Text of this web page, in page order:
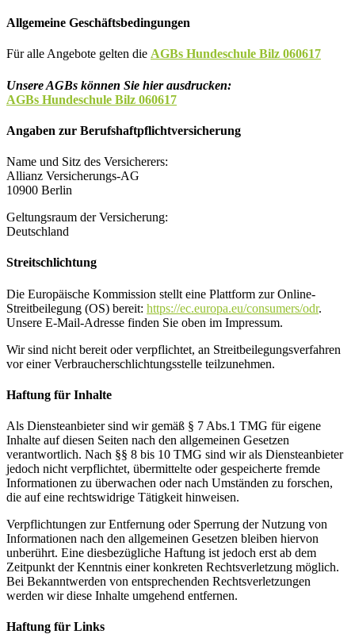
Allgemeine Geschäftsbedingungen
Für alle Angebote gelten die AGBs Hundeschule Bilz 060617
Unsere AGBs können Sie hier ausdrucken:
AGBs Hundeschule Bilz 060617
Angaben zur Berufshaftpflichtversicherung
Name und Sitz des Versicherers:
Allianz Versicherungs-AG
10900 Berlin
Geltungsraum der Versicherung:
Deutschland
Streitschlichtung
Die Europäische Kommission stellt eine Plattform zur Online-
Streitbeilegung (OS) bereit: https://ec.europa.eu/consumers/odr.
Unsere E-Mail-Adresse finden Sie oben im Impressum.
Wir sind nicht bereit oder verpflichtet, an Streitbeilegungsverfahren
vor einer Verbraucherschlichtungsstelle teilzunehmen.
Haftung für Inhalte
Als Diensteanbieter sind wir gemäß § 7 Abs.1 TMG für eigene
Inhalte auf diesen Seiten nach den allgemeinen Gesetzen
verantwortlich. Nach §§ 8 bis 10 TMG sind wir als Diensteanbieter
jedoch nicht verpflichtet, übermittelte oder gespeicherte fremde
Informationen zu überwachen oder nach Umständen zu forschen,
die auf eine rechtswidrige Tätigkeit hinweisen.
Verpflichtungen zur Entfernung oder Sperrung der Nutzung von
Informationen nach den allgemeinen Gesetzen bleiben hiervon
unberührt. Eine diesbezügliche Haftung ist jedoch erst ab dem
Zeitpunkt der Kenntnis einer konkreten Rechtsverletzung möglich.
Bei Bekanntwerden von entsprechenden Rechtsverletzungen
werden wir diese Inhalte umgehend entfernen.
Haftung für Links